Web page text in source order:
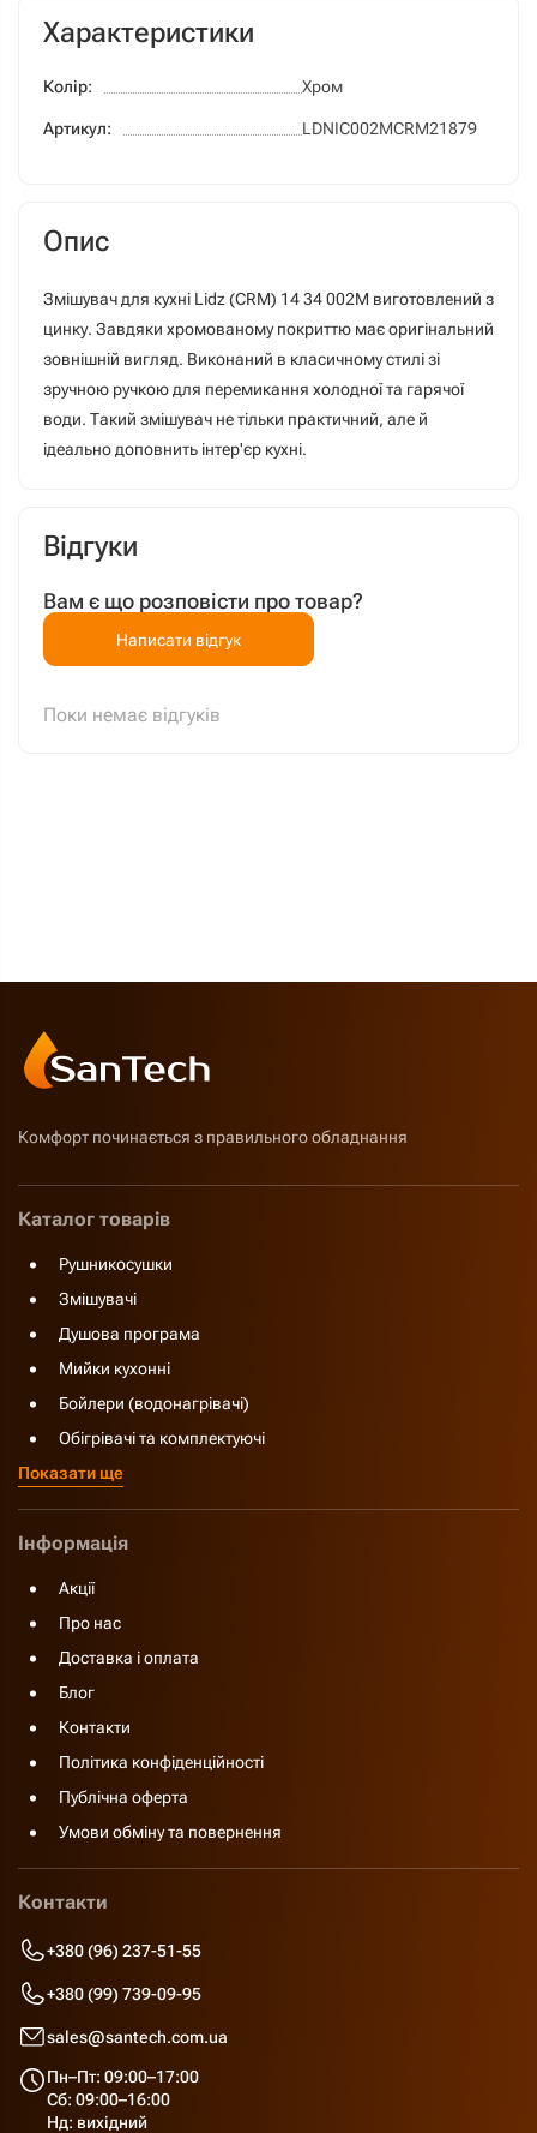
Характеристики
Колір: Хром
Артикул: LDNIC002MCRM21879
Опис
Змішувач для кухні Lidz (CRM) 14 34 002M виготовлений з
цинку. Завдяки хромованому покриттю має оригінальний
зовнішній вигляд. Виконаний в класичному стилі зі
зручною ручкою для перемикання холодної та гарячої
води. Такий змішувач не тільки практичний, але й
ідеально доповнить інтер'єр кухні.
Відгуки
Вам є що розповісти про товар?
Написати відгук
Поки немає відгуків
Комфорт починається з правильного обладнання
Каталог товарів
Рушникосушки
Змішувачі
Душова програма
Мийки кухонні
Бойлери (водонагрівачі)
Обігрівачі та комплектуючі
Показати ще
Інформація
Акції
Про нас
Доставка і оплата
Блог
Контакти
Політика конфіденційності
Публічна оферта
Умови обміну та повернення
Контакти
+380 (96) 237-51-55
+380 (99) 739-09-95
sales@santech.com.ua
Пн–Пт: 09:00–17:00
Сб: 09:00–16:00
Нд: вихідний